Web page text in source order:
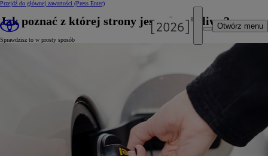
Przejdź do głównej zawartości (Press Enter)
Otwórz menu
Jak poznać z której strony jest wlew paliwa?
Sprawdzisz to w prosty sposób